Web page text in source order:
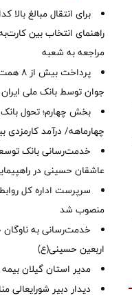
برای انتقال مبالغ
راهنمای انتخاب بین
مراجعه به شعبه
پرداخت
جوان توسط بانک ملی ایران
بخش چهارم؛ تحول بانک
چهارماهه/ درآمد کارمزدی بیش از ۴.۵
خدمت‌رسانی بانک
عاشقان حسینی در
سرپرست اداره کل
منصوب شد
خدمت‌رسانی به ناوگان
اربعین حسینی(ع)
‌مدیر استان گیلان
دیدار دبیر شورایعالی